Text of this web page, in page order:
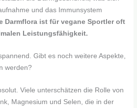
und das Immunsystem
Darmflora ist für vegane Sportler oft
Leistungsfähigkeit.
Gibt es noch weitere Aspekte,
werden?
Viele unterschätzen die Rolle von
Magnesium und Selen, die in der